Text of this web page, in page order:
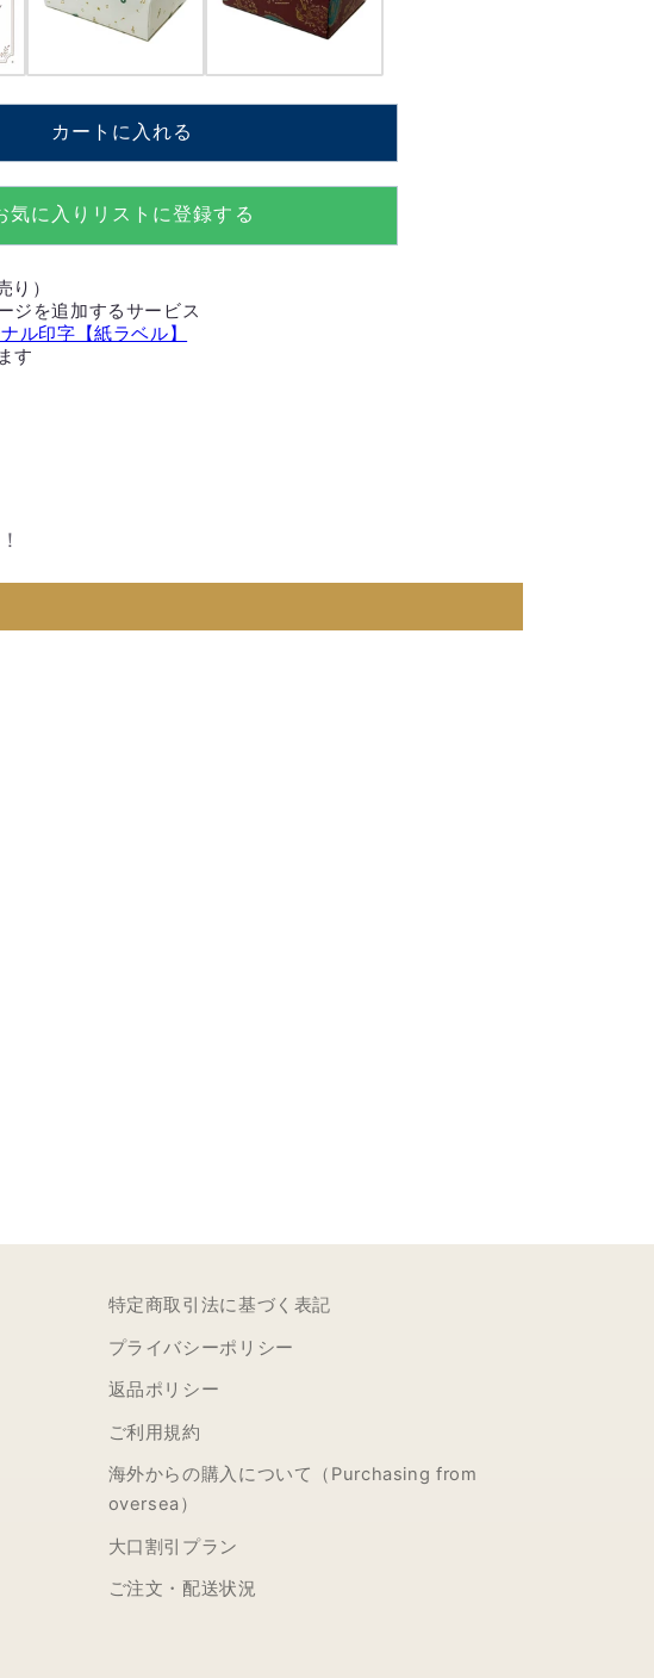
】
モ
MM308S+FMS】
カートに入れる
気に入りリストに登録する
）
ジを追加するサービス
ル印字【紙ラベル】
す
特定商取引法に基づく表記
プライバシーポリシー
返品ポリシー
ご利用規約
海外からの購入について（Purchasing from
oversea）
大口割引プラン
ご注文・配送状況